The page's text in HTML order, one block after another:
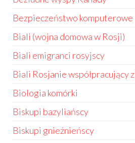
Bezpieczeństwo komputerowe
Biali (wojna domowa w Rosji)
Biali emigranci rosyjscy
Biali Rosjanie współpracujący
Biologia komórki
Biskupi bazyliańscy
Biskupi gnieźnieńscy